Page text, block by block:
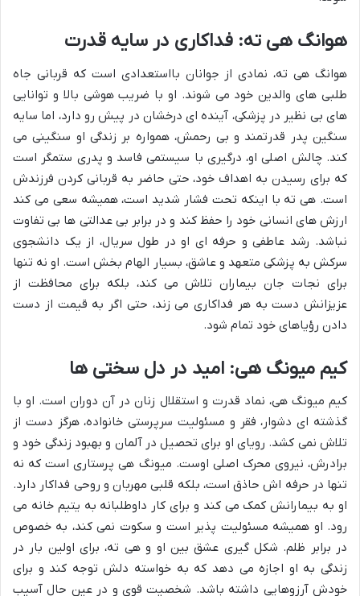
هوانگ هی ته: فداکاری در سایه قدرت
هوانگ هی ته، نمادی از جوانان بااستعدادی است که قربانی جاه
طلبی های والدین خود می شوند. او با ضریب هوشی بالا و توانایی
های بی نظیر در پزشکی، آینده ای درخشان در پیش رو دارد، اما سایه
سنگین پدر قدرتمند و بی رحمش، همواره بر زندگی او سنگینی می
کند. چالش اصلی او، درگیری با سیستمی فاسد و پدری ستمگر است
که برای رسیدن به اهداف خود، حتی حاضر به قربانی کردن فرزندش
است. هی ته با اینکه تحت فشار شدید است، همیشه سعی می کند
ارزش های انسانی خود را حفظ کند و در برابر بی عدالتی ها بی تفاوت
نباشد. رشد عاطفی و حرفه ای او در طول سریال، از یک دانشجوی
سرکش به پزشکی متعهد و عاشق، بسیار الهام بخش است. او نه تنها
برای نجات جان بیماران تلاش می کند، بلکه برای محافظت از
عزیزانش دست به هر فداکاری می زند، حتی اگر به قیمت از دست
دادن رؤیاهای خود تمام شود.
کیم میونگ هی: امید در دل سختی ها
کیم میونگ هی، نماد قدرت و استقلال زنان در آن دوران است. او با
گذشته ای دشوار، فقر و مسئولیت سرپرستی خانواده، هرگز دست از
تلاش نمی کشد. رویای او برای تحصیل در آلمان و بهبود زندگی خود و
برادرش، نیروی محرک اصلی اوست. میونگ هی پرستاری است که نه
تنها در حرفه اش حاذق است، بلکه قلبی مهربان و روحی فداکار دارد.
او به بیمارانش کمک می کند و برای کار داوطلبانه به یتیم خانه می
رود. او همیشه مسئولیت پذیر است و سکوت نمی کند، به خصوص
در برابر ظلم. شکل گیری عشق بین او و هی ته، برای اولین بار در
زندگی به او اجازه می دهد که به خواسته دلش توجه کند و برای
خودش آرزوهایی داشته باشد. شخصیت قوی و در عین حال آسیب